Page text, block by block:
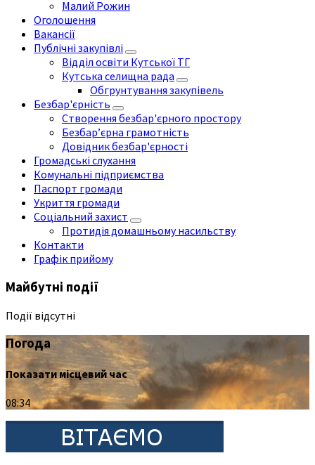
Малий Рожин
Оголошення
Вакансії
Публічні закупівлі
Відділ освіти Кутської ТГ
Кутська селищна рада
Обгрунтування закупівель
Безбар'єрність
Створення безбар'єрного простору
Безбар’єрна грамотність
Довідник безбар'єрності
Громадські слухання
Комунальні підприємства
Паспорт громади
Укриття громади
Соціальний захист
Протидія домашньому насильству
Контакти
Графік прийому
Майбутні події
Події відсутні
Погода
Показати місцевий час
08:34